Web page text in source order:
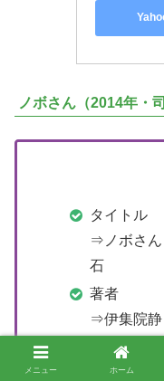
ノボさん（2014年・
タイトル
⇒ノボさ
石
著者
⇒伊集院静
発行日
⇒2013年
メニュー ホーム